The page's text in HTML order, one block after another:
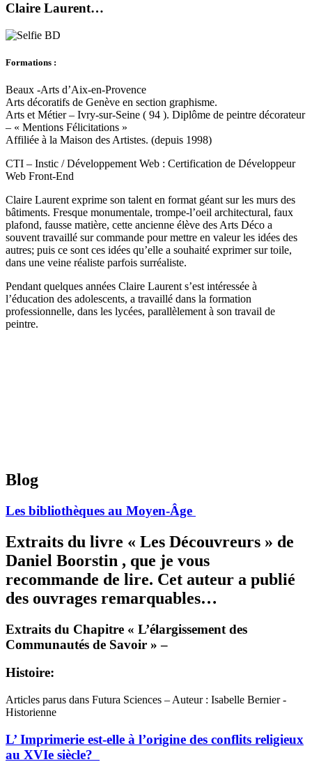
Claire Laurent…
Formations :
Beaux -Arts d’Aix-en-Provence
Arts décoratifs de Genève en section graphisme.
Arts et Métier – Ivry-sur-Seine ( 94 ). Diplôme de peintre décorateur
– « Mentions Félicitations »
Affiliée à la Maison des Artistes. (depuis 1998)
CTI – Instic / Développement Web : Certification de Développeur
Web Front-End
Claire Laurent exprime son talent en format géant sur les murs des
bâtiments. Fresque monumentale, trompe-l’oeil architectural, faux
plafond, fausse matière, cette ancienne élève des Arts Déco a
souvent travaillé sur commande pour mettre en valeur les idées des
autres; puis ce sont ces idées qu’elle a souhaité exprimer sur toile,
dans une veine réaliste parfois surréaliste.
Pendant quelques années Claire Laurent s’est intéressée à
l’éducation des adolescents, a travaillé dans la formation
professionnelle, dans les lycées, parallèlement à son travail de
peintre.
Blog
Les bibliothèques au Moyen-Âge
Extraits du livre « Les Découvreurs » de
Daniel Boorstin , que je vous
recommande de lire. Cet auteur a publié
des ouvrages remarquables…
Extraits du Chapitre « L’élargissement des
Communautés de Savoir » –
Histoire:
Articles parus dans Futura Sciences – Auteur : Isabelle Bernier -
Historienne
L’ Imprimerie est-elle à l’origine des conflits religieux
au XVIe siècle?